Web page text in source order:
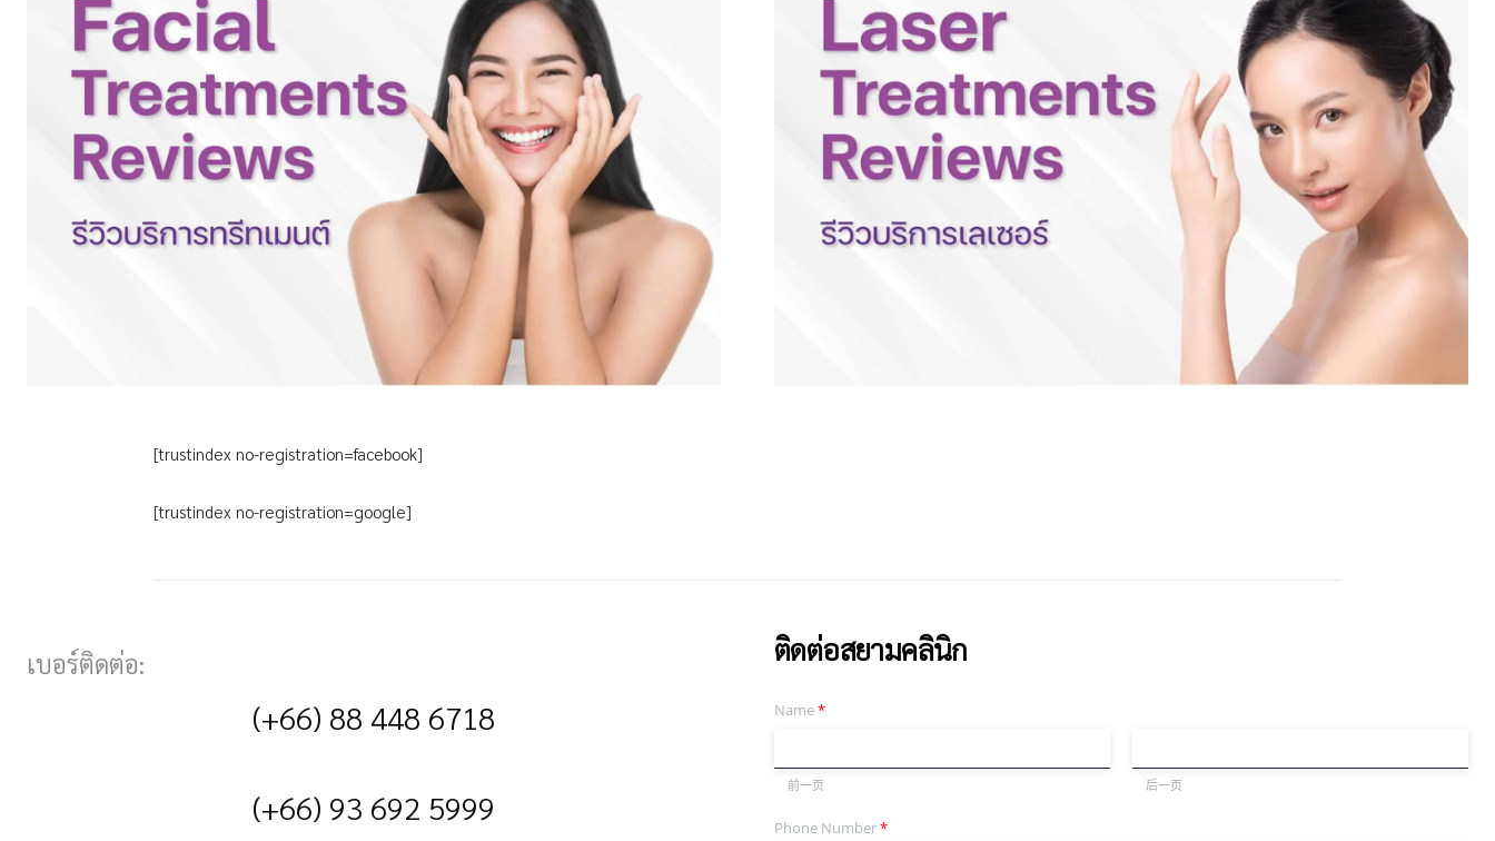
[trustindex no-registration=facebook]
[trustindex no-registration=google]
เบอร์ติดต่อ:
(+66) 88 448 6718
(+66) 93 692 5999
ติดต่อสยามคลินิก
Name*
前一页 后一页
Phone Number*